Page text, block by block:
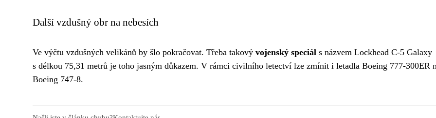
Další vzdušný obr na nebesích
Ve výčtu vzdušných velikánů by šlo pokračovat. Třeba takový vojenský speciál s názvem Lockhead C-5 Galaxy
s délkou 75,31 metrů je toho jasným důkazem. V rámci civilního letectví lze zmínit i letadla Boeing 777-300ER
Boeing 747-8.